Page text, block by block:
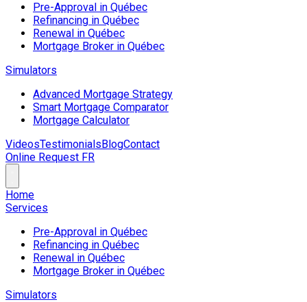
Pre-Approval in Québec
Refinancing in Québec
Renewal in Québec
Mortgage Broker in Québec
Simulators
Advanced Mortgage Strategy
Smart Mortgage Comparator
Mortgage Calculator
VideosTestimonialsBlogContact
Online Request FR
Home
Services
Pre-Approval in Québec
Refinancing in Québec
Renewal in Québec
Mortgage Broker in Québec
Simulators